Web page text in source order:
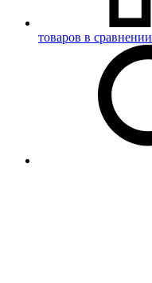
товаров в сравнении